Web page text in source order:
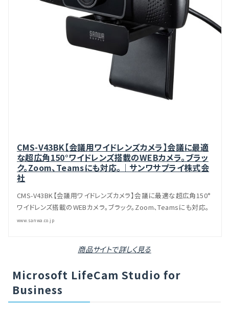
CMS-V43BK【会議用ワイドレンズカメラ】会議に最適
な超広角150°ワイドレンズ搭載のWEBカメラ。ブラッ
ク。Zoom、Teamsにも対応。｜サンワサプライ株式会
社
CMS-V43BK【会議用ワイドレンズカメラ】会議に最適な超広角150°
ワイドレンズ搭載のWEBカメラ。ブラック。Zoom、Teamsにも対応。
www.sanwa.co.jp
商品サイトで詳しく見る
Microsoft LifeCam Studio for
Business